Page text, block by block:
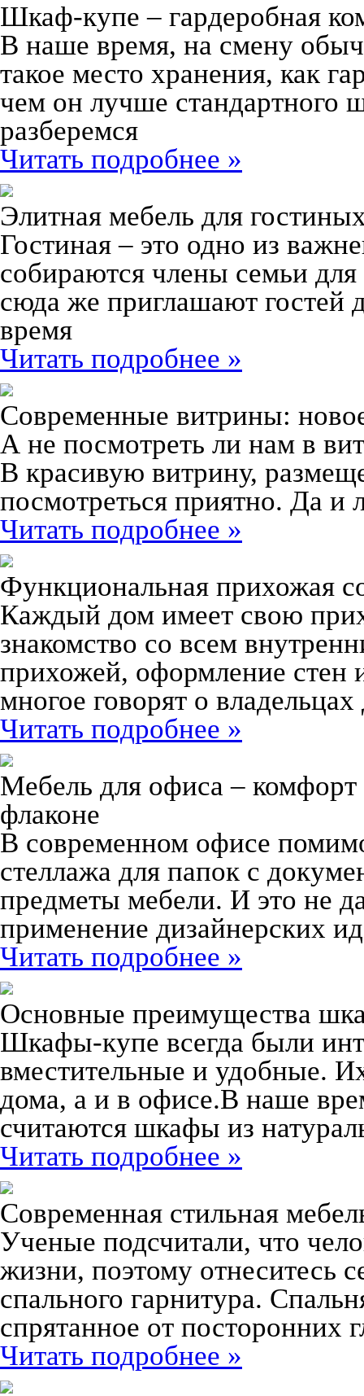
Шкаф-купе – гардеробная
В наше время, на смену
такое место хранения, как
чем он лучше стандартного
разберемся
Читать подробнее »
Элитная мебель для
Гостиная – это одно из
собираются члены семьи
сюда же приглашают гостей
время
Читать подробнее »
Современные витрины:
А не посмотреть ли нам в
В красивую витрину,
посмотреться приятно. Да и
Читать подробнее »
Функциональная прихожая
Каждый дом имеет свою
знакомство со всем
прихожей, оформление стен
многое говорят о
Читать подробнее »
Мебель для офиса –
флаконе
В современном офисе
стеллажа для папок с
предметы мебели. И это не
применение дизайнерских
Читать подробнее »
Основные преимущества
Шкафы-купе всегда были
вместительные и удобные.
дома, а и в офисе.В наше
считаются шкафы из
Читать подробнее »
Современная стильная
Ученые подсчитали, что
жизни, поэтому отнеситесь
спального гарнитура.
спрятанное от посторонних
Читать подробнее »